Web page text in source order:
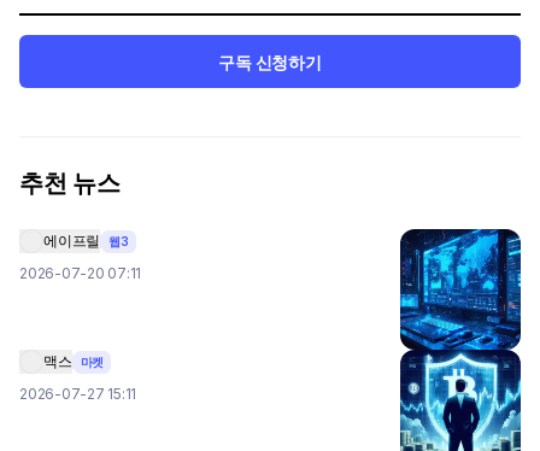
구독 신청하기
추천 뉴스
에이프릴 웹3
2026-07-20 07:11
맥스 마켓
2026-07-27 15:11